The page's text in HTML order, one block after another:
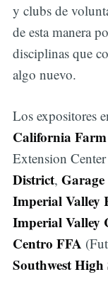
y clubs de
de esta manera
disciplinas que
algo nuevo.
Los expositores
California
Extension
District,
Imperial Valley
Imperial Valley
Centro FFA
Southwest High